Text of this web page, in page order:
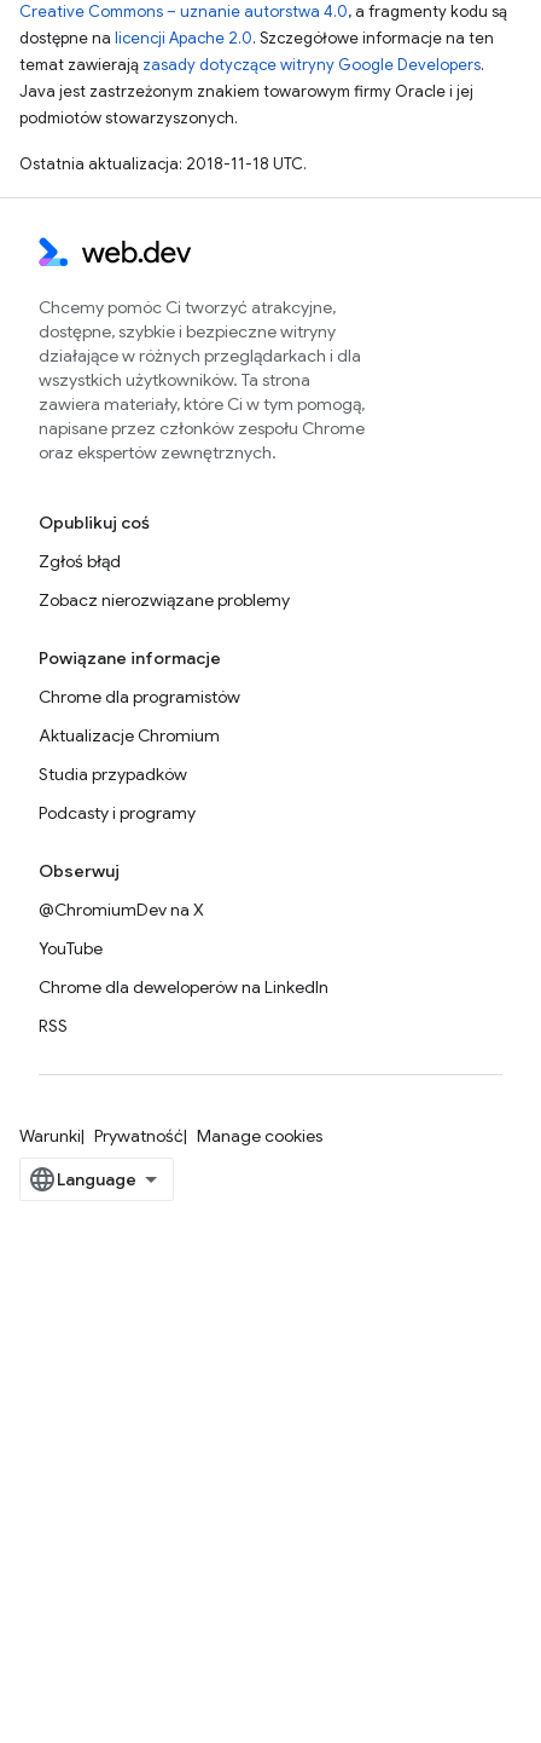
Creative Commons – uznanie autorstwa 4.0, a fragmenty kodu są
dostępne na licencji Apache 2.0. Szczegółowe informacje na ten
temat zawierają zasady dotyczące witryny Google Developers.
Java jest zastrzeżonym znakiem towarowym firmy Oracle i jej
podmiotów stowarzyszonych.
Ostatnia aktualizacja: 2018-11-18 UTC.
Chcemy pomóc Ci tworzyć atrakcyjne,
dostępne, szybkie i bezpieczne witryny
działające w różnych przeglądarkach i dla
wszystkich użytkowników. Ta strona
zawiera materiały, które Ci w tym pomogą,
napisane przez członków zespołu Chrome
oraz ekspertów zewnętrznych.
Opublikuj coś
Zgłoś błąd
Zobacz nierozwiązane problemy
Powiązane informacje
Chrome dla programistów
Aktualizacje Chromium
Studia przypadków
Podcasty i programy
Obserwuj
@ChromiumDev na X
YouTube
Chrome dla deweloperów na LinkedIn
RSS
Warunki Prywatność Manage cookies